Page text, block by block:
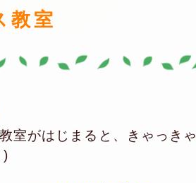
室
室がはじまると、きゃっきゃ
)